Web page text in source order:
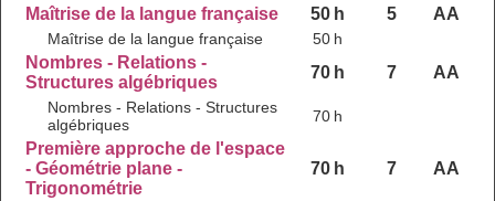
Maîtrise de la langue française 50 h 5 AA
Maîtrise de la langue française 50 h
Nombres - Relations -
Structures algébriques
70 h 7 AA
Nombres - Relations - Structures
algébriques
70 h
Première approche de l'espace
- Géométrie plane -
Trigonométrie
70 h 7 AA